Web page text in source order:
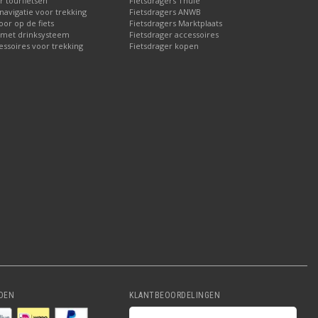
voor trekking
op de fiets
drinksysteem
voor trekking
Fietsdragers ANWB
Fietsdragers Marktplaats
Fietsdrager accessoires
Fietsdrager kopen
KLANTBEOORDELINGEN